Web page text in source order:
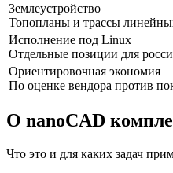
Землеустройство
Топопланы и трассы
Исполнение под Linux
Отдельные позиции для
Ориентировочная экономия
По оценке вендора против
О nanoCAD
Что это и для каких задач